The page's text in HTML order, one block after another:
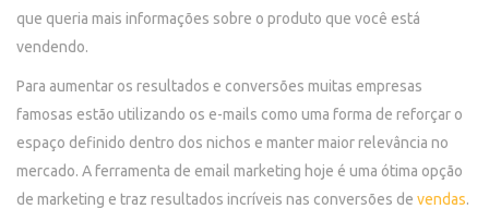
que queria mais informações sobre o produto que você está
vendendo.
Para aumentar os resultados e conversões muitas empresas
famosas estão utilizando os e-mails como uma forma de reforçar o
espaço definido dentro dos nichos e manter maior relevância no
mercado. A ferramenta de email marketing hoje é uma ótima opção
de marketing e traz resultados incríveis nas conversões de vendas.